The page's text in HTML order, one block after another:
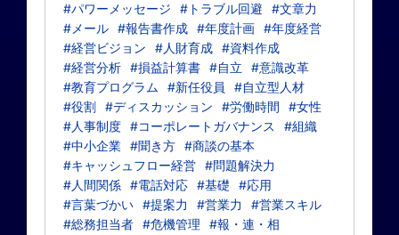
#パワーメッセージ
#トラブル回避
#文章力
#メール #報告書作成 #年度計画 #年度経営
#経営ビジョン
#人財育成 #資料作成
#経営分析 #損益計算書 #自立
#意識改革
#教育プログラム
#新任役員
#自立型人材
#役割 #ディスカッション #労働時間
#女性
#人事制度 #コーポレートガバナンス
#組織
#中小企業 #聞き方 #商談の基本
#キャッシュフロー経営 #問題解決力
#人間関係 #電話対応 #基礎
#応用
#言葉づかい #提案力 #営業力
#営業スキル
#総務担当者 #危機管理
#報・連・相